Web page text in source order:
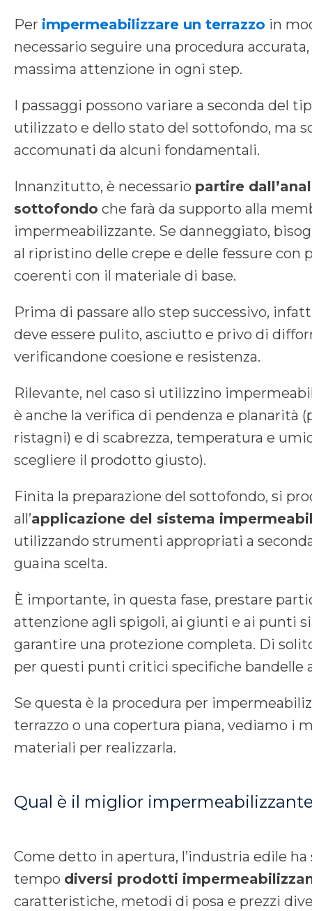
Per impermeabilizzare un terrazzo in
necessario seguire una procedura
massima attenzione in ogni step.
I passaggi possono variare a seconda del
utilizzato e dello stato del sottofondo, ma
accomunati da alcuni fondamentali.
Innanzitutto, è necessario partire
sottofondo che farà da supporto alla
impermeabilizzante. Se danneggiato,
al ripristino delle crepe e delle fessure con
coerenti con il materiale di base.
Prima di passare allo step successivo,
deve essere pulito, asciutto e privo di
verificandone coesione e resistenza.
Rilevante, nel caso si utilizzino
è anche la verifica di pendenza e planarità
ristagni) e di scabrezza, temperatura e
scegliere il prodotto giusto).
Finita la preparazione del sottofondo, si
all’applicazione del sistema
utilizzando strumenti appropriati a
guaina scelta.
È importante, in questa fase, prestare
attenzione agli spigoli, ai giunti e ai punti
garantire una protezione completa. Di
per questi punti critici specifiche bandelle
Se questa è la procedura per
terrazzo o una copertura piana, vediamo i
materiali per realizzarla.
Qual è il miglior
Come detto in apertura, l’industria edile
tempo diversi prodotti
caratteristiche, metodi di posa e prezzi